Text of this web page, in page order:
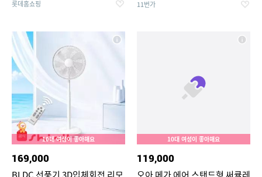
롯데홈쇼핑 11번가
10대 여성이 좋아해요
169,000
10대 여성이 좋아해요
119,000